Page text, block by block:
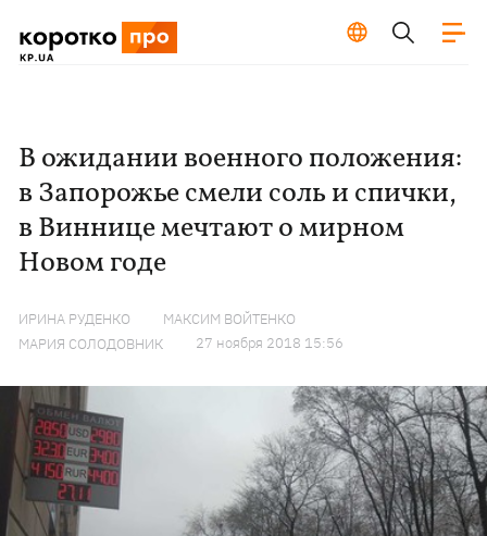
В ожидании военного положения:
в Запорожье смели соль и спички,
в Виннице мечтают о мирном
Новом годе
ИРИНА РУДЕНКО
МАКСИМ ВОЙТЕНКО
МАРИЯ СОЛОДОВНИК
27 ноября 2018 15:56